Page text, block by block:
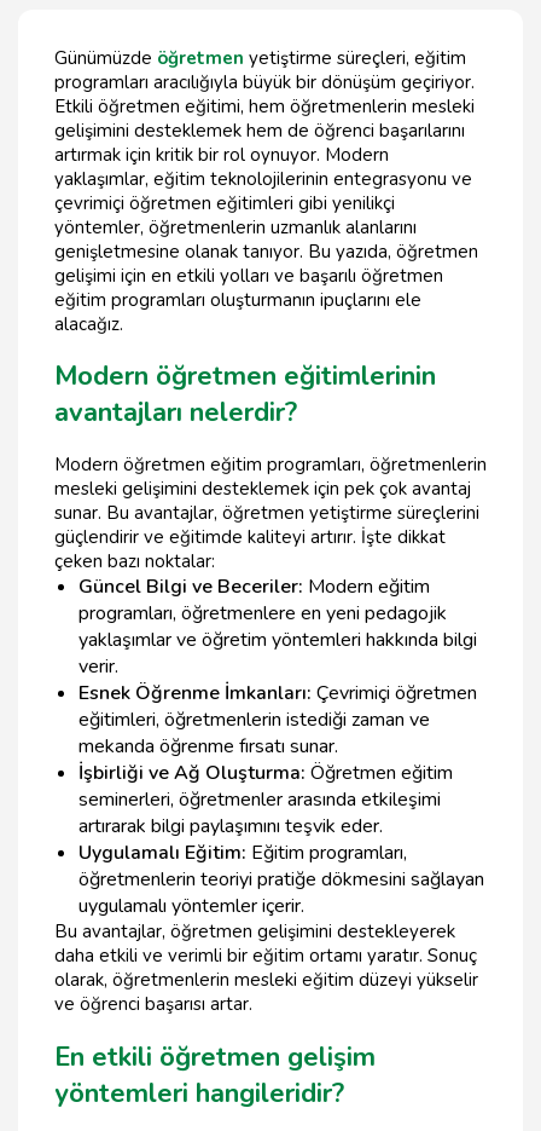
Günümüzde öğretmen yetiştirme süreçleri, eğitim
programları aracılığıyla büyük bir dönüşüm geçiriyor.
Etkili öğretmen eğitimi, hem öğretmenlerin mesleki
gelişimini desteklemek hem de öğrenci başarılarını
artırmak için kritik bir rol oynuyor. Modern
yaklaşımlar, eğitim teknolojilerinin entegrasyonu ve
çevrimiçi öğretmen eğitimleri gibi yenilikçi
yöntemler, öğretmenlerin uzmanlık alanlarını
genişletmesine olanak tanıyor. Bu yazıda, öğretmen
gelişimi için en etkili yolları ve başarılı öğretmen
eğitim programları oluşturmanın ipuçlarını ele
alacağız.
Modern öğretmen eğitimlerinin
avantajları nelerdir?
Modern öğretmen eğitim programları, öğretmenlerin
mesleki gelişimini desteklemek için pek çok avantaj
sunar. Bu avantajlar, öğretmen yetiştirme süreçlerini
güçlendirir ve eğitimde kaliteyi artırır. İşte dikkat
çeken bazı noktalar:
Güncel Bilgi ve Beceriler: Modern eğitim
programları, öğretmenlere en yeni pedagojik
yaklaşımlar ve öğretim yöntemleri hakkında bilgi
verir.
Esnek Öğrenme İmkanları: Çevrimiçi öğretmen
eğitimleri, öğretmenlerin istediği zaman ve
mekanda öğrenme fırsatı sunar.
İşbirliği ve Ağ Oluşturma: Öğretmen eğitim
seminerleri, öğretmenler arasında etkileşimi
artırarak bilgi paylaşımını teşvik eder.
Uygulamalı Eğitim: Eğitim programları,
öğretmenlerin teoriyi pratiğe dökmesini sağlayan
uygulamalı yöntemler içerir.
Bu avantajlar, öğretmen gelişimini destekleyerek
daha etkili ve verimli bir eğitim ortamı yaratır. Sonuç
olarak, öğretmenlerin mesleki eğitim düzeyi yükselir
ve öğrenci başarısı artar.
En etkili öğretmen gelişim
yöntemleri hangileridir?